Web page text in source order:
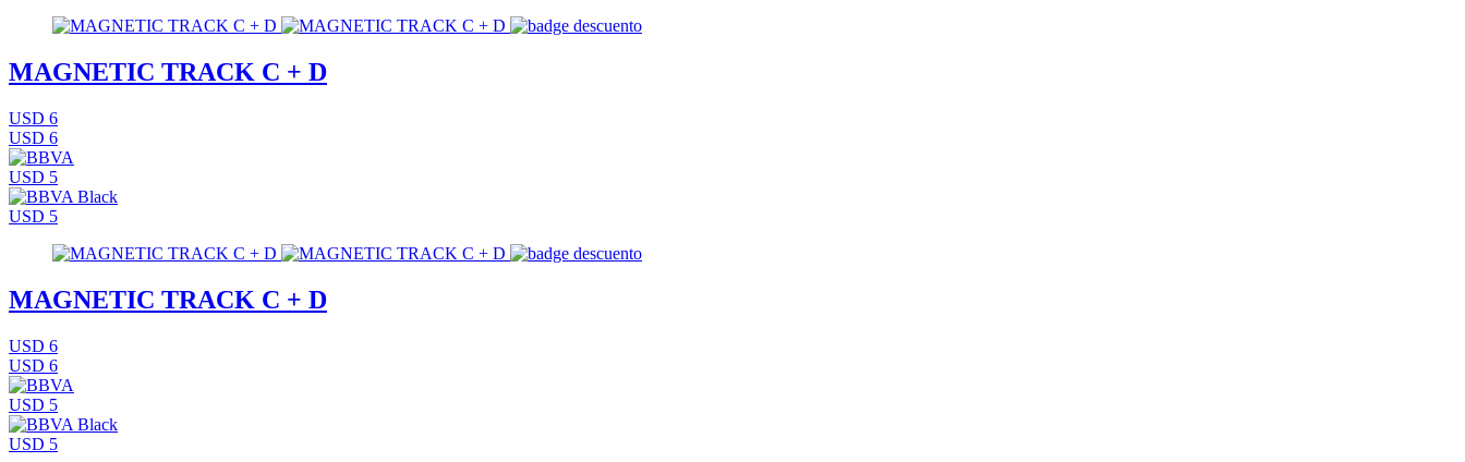
MAGNETIC TRACK C + D
USD 6
USD 6
USD 5
USD 5
MAGNETIC TRACK C + D
USD 6
USD 6
USD 5
USD 5